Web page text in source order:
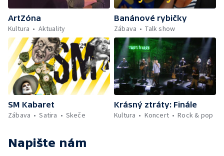
ArtZóna
Kultura
Aktuality
Banánové rybičky
Zábava
Talk show
SM Kabaret
Zábava
Satira Skeče
Krásný ztráty: Finále
Kultura
Koncert Rock & pop
Napište nám